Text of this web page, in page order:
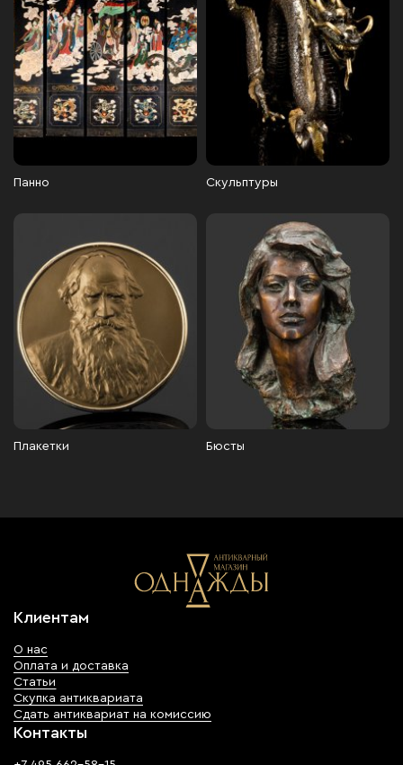
Панно Скульптуры
Плакетки Бюсты
Клиентам
О нас
Оплата и доставка
Статьи
Скупка антиквариата
Сдать антиквариат на комиссию
Контакты